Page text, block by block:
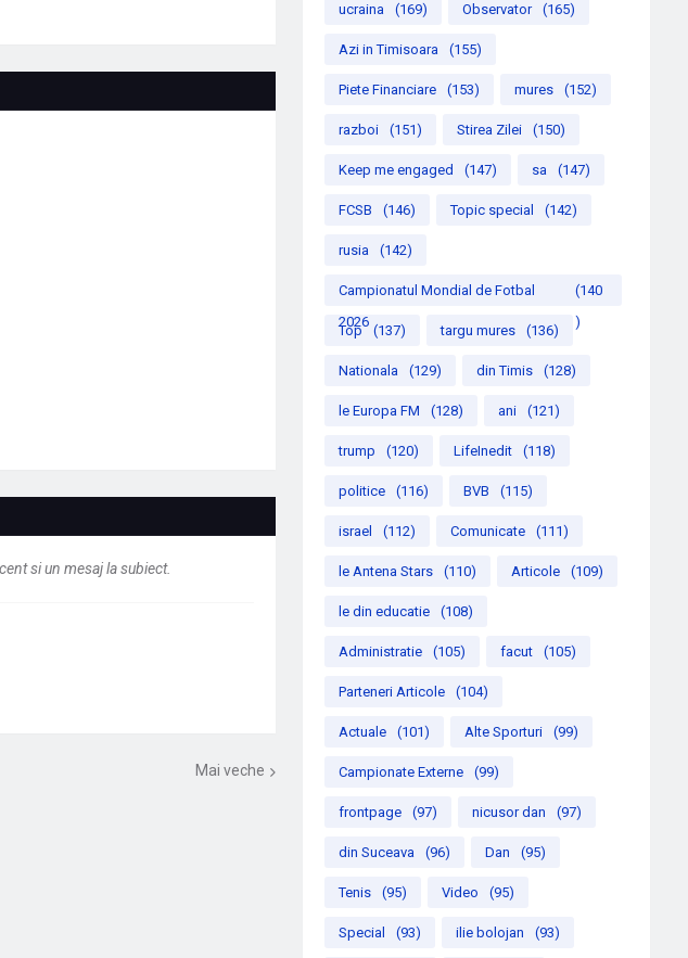
si un mesaj la subiect.
Mai veche
ucraina (169) Observator (165)
Azi in Timisoara (155)
Piete Financiare (153) mures (152)
razboi (151) Stirea Zilei (150)
Keep me engaged (147) sa (147)
FCSB (146) Topic special (142)
rusia (142)
Campionatul Mondial de Fotbal
2026
(140
)
Top (137) targu mures (136)
Nationala (129) din Timis (128)
le Europa FM (128) ani (121)
trump (120) LifeInedit (118)
politice (116) BVB (115)
israel (112) Comunicate (111)
le Antena Stars (110) Articole (109)
le din educatie (108)
Administratie (105) facut (105)
Parteneri Articole (104)
Actuale (101) Alte Sporturi (99)
Campionate Externe (99)
frontpage (97) nicusor dan (97)
din Suceava (96) Dan (95)
Tenis (95) Video (95)
Special (93) ilie bolojan (93)